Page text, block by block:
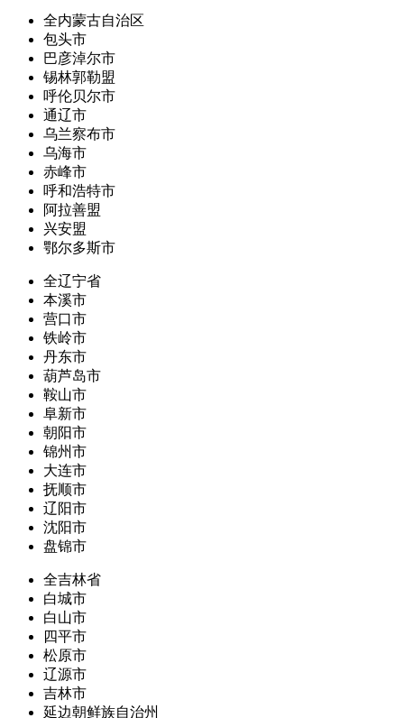
全内蒙古自治区
包头市
巴彦淖尔市
锡林郭勒盟
呼伦贝尔市
通辽市
乌兰察布市
乌海市
赤峰市
呼和浩特市
阿拉善盟
兴安盟
鄂尔多斯市
全辽宁省
本溪市
营口市
铁岭市
丹东市
葫芦岛市
鞍山市
阜新市
朝阳市
锦州市
大连市
抚顺市
辽阳市
沈阳市
盘锦市
全吉林省
白城市
白山市
四平市
松原市
辽源市
吉林市
延边朝鲜族自治州